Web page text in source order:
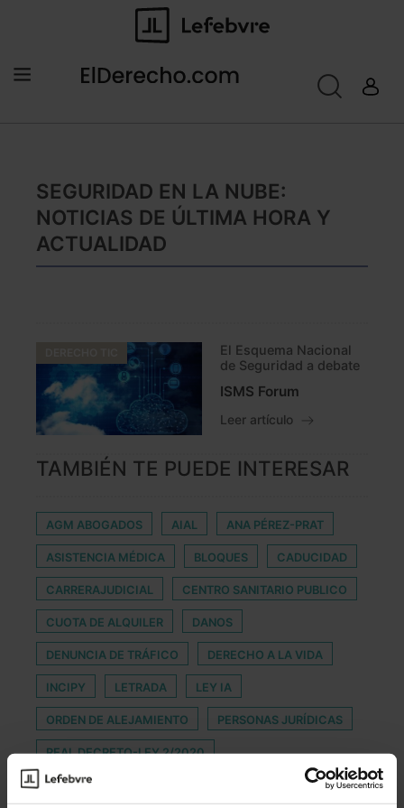
SEGURIDAD EN LA NUBE:
NOTICIAS DE ÚLTIMA HORA Y
ACTUALIDAD
El Esquema Nacional
de Seguridad a debate
ISMS Forum
Leer artículo
TAMBIÉN TE PUEDE INTERESAR
AGM ABOGADOS AIAL ANA PÉREZ-PRAT
ASISTENCIA MÉDICA BLOQUES CADUCIDAD
CARRERAJUDICIAL CENTRO SANITARIO PUBLICO
CUOTA DE ALQUILER DANOS
DENUNCIA DE TRÁFICO DERECHO A LA VIDA
INCIPY LETRADA LEY IA
ORDEN DE ALEJAMIENTO PERSONAS JURÍDICAS
REAL DECRETO-LEY 2/2020
REGLAMENTO CONCURSAL